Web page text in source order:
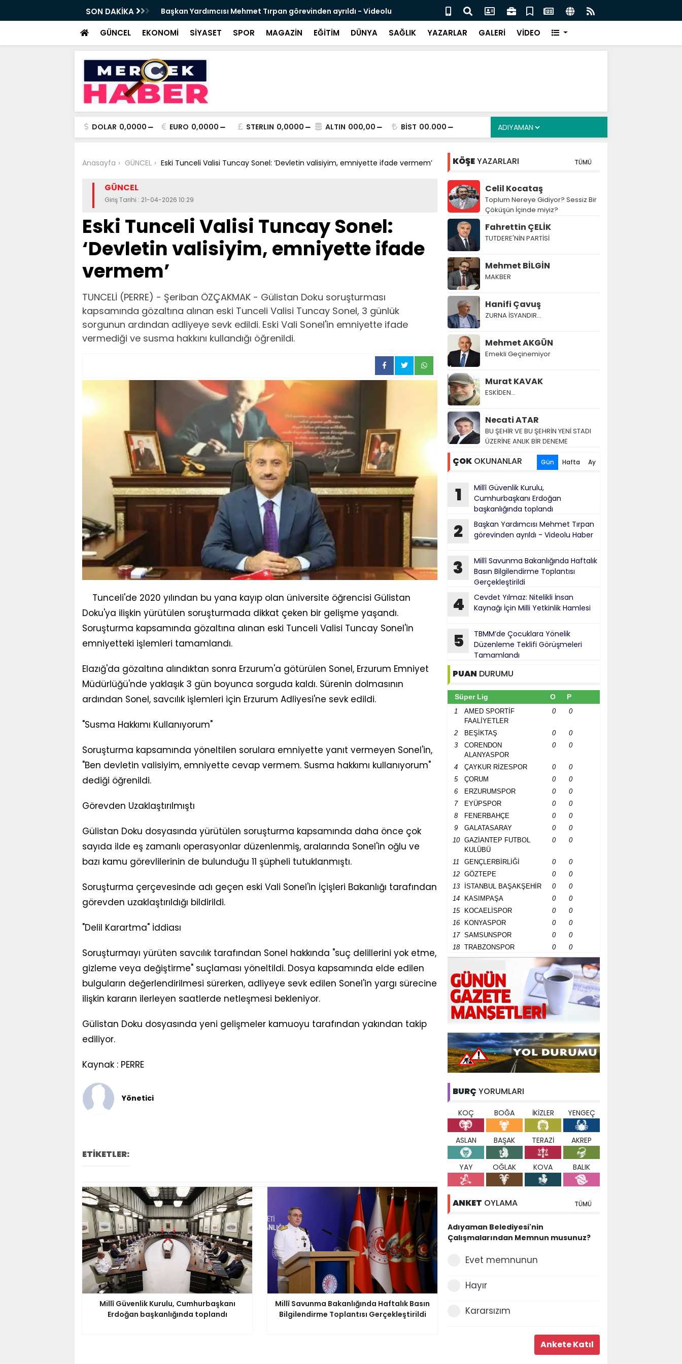
SON DAKİKA
Haftalık Basın Bilgilendirme Toplantısı
Başkan Yardımcısı Mehmet Tırpan görevinden ayrıldı - Videolu
Haber
Cevdet Yılmaz: Nitelikli İnsan Kaynağı İçin Milli Yetkinlik Hamlesi
GÜNCEL EKONOMİ SİYASET SPOR MAGAZİN EĞİTİM DÜNYA SAĞLIK YAZARLAR GALERİ VİDEO
DOLAR 0,0000 EURO 0,0000 STERLIN 0,0000 ALTIN 000,00 BİST 00.000
Anasayfa GÜNCEL Eski Tunceli Valisi Tuncay Sonel: ‘Devletin valisiyim, emniyette ifade vermem’
GÜNCEL
Giriş Tarihi : 21-04-2026 10:29
Eski Tunceli Valisi Tuncay Sonel:
‘Devletin valisiyim, emniyette ifade
vermem’
TUNCELİ (PERRE) - Şeriban ÖZÇAKMAK - Gülistan Doku soruşturması
kapsamında gözaltına alınan eski Tunceli Valisi Tuncay Sonel, 3 günlük
sorgunun ardından adliyeye sevk edildi. Eski Vali Sonel'in emniyette ifade
vermediği ve susma hakkını kullandığı öğrenildi.
Tunceli'de 2020 yılından bu yana kayıp olan üniversite öğrencisi Gülistan
Doku'ya ilişkin yürütülen soruşturmada dikkat çeken bir gelişme yaşandı.
Soruşturma kapsamında gözaltına alınan eski Tunceli Valisi Tuncay Sonel'in
emniyetteki işlemleri tamamlandı.
Elazığ'da gözaltına alındıktan sonra Erzurum'a götürülen Sonel, Erzurum Emniyet
Müdürlüğü'nde yaklaşık 3 gün boyunca sorguda kaldı. Sürenin dolmasının
ardından Sonel, savcılık işlemleri için Erzurum Adliyesi'ne sevk edildi.
"Susma Hakkımı Kullanıyorum"
Soruşturma kapsamında yöneltilen sorulara emniyette yanıt vermeyen Sonel'in,
"Ben devletin valisiyim, emniyette cevap vermem. Susma hakkımı kullanıyorum"
dediği öğrenildi.
Görevden Uzaklaştırılmıştı
Gülistan Doku dosyasında yürütülen soruşturma kapsamında daha önce çok
sayıda ilde eş zamanlı operasyonlar düzenlenmiş, aralarında Sonel'in oğlu ve
bazı kamu görevlilerinin de bulunduğu 11 şüpheli tutuklanmıştı.
Soruşturma çerçevesinde adı geçen eski Vali Sonel'in İçişleri Bakanlığı tarafından
görevden uzaklaştırıldığı bildirildi.
"Delil Karartma" İddiası
Soruşturmayı yürüten savcılık tarafından Sonel hakkında "suç delillerini yok etme,
gizleme veya değiştirme" suçlaması yöneltildi. Dosya kapsamında elde edilen
bulguların değerlendirilmesi sürerken, adliyeye sevk edilen Sonel'in yargı sürecine
ilişkin kararın ilerleyen saatlerde netleşmesi bekleniyor.
Gülistan Doku dosyasında yeni gelişmeler kamuoyu tarafından yakından takip
ediliyor.
Kaynak : PERRE
Yönetici
ETİKETLER:
Millî Güvenlik Kurulu, Cumhurbaşkanı
Erdoğan başkanlığında toplandı
Millî Savunma Bakanlığında Haftalık Basın
Bilgilendirme Toplantısı Gerçekleştirildi
KÖŞEYAZARLARI TÜMÜ
Celil Kocataş
Toplum Nereye Gidiyor? Sessiz Bir
Çöküşün İçinde miyiz?
Fahrettin ÇELİK
TUTDERE'NİN PARTİSİ
Mehmet BİLGİN
MAKBER
Hanifi Çavuş
ZURNA İSYANDIR...
Mehmet AKGÜN
Emekli Geçinemiyor
Murat KAVAK
ESKİDEN...
Necati ATAR
BU ŞEHİR VE BU ŞEHRİN YENİ STADI
ÜZERİNE ANLIK BİR DENEME
ÇOK OKUNANLAR Gün Hafta Ay
1
Millî Güvenlik Kurulu,
Cumhurbaşkanı Erdoğan
başkanlığında toplandı
2
Başkan Yardımcısı Mehmet Tırpan
görevinden ayrıldı - Videolu Haber
3
Millî Savunma Bakanlığında Haftalık
Basın Bilgilendirme Toplantısı
Gerçekleştirildi
4
Cevdet Yılmaz: Nitelikli İnsan
Kaynağı İçin Milli Yetkinlik Hamlesi
5
TBMM’de Çocuklara Yönelik
Düzenleme Teklifi Görüşmeleri
Tamamlandı
PUAN DURUMU
Süper Lig O P
1
AMED SPORTİF
FAALİYETLER
0 0
2 BEŞİKTAŞ 0
0
3
CORENDON
ALANYASPOR
0 0
4 ÇAYKUR RİZESPOR 0
0
5
ÇORUM 0
0
6
ERZURUMSPOR 0
0
7
EYÜPSPOR 0
0
8
FENERBAHÇE 0
0
9
GALATASARAY 0
0
10
GAZİANTEP FUTBOL
KULÜBÜ
0 0
11 GENÇLERBİRLİĞİ 0
0
12
GÖZTEPE 0
0
13
İSTANBUL BAŞAKŞEHİR 0
0
14
KASIMPAŞA 0
0
15
KOCAELİSPOR 0
0
16
KONYASPOR 0
0
17
SAMSUNSPOR 0
0
18
TRABZONSPOR 0 0
BURÇ YORUMLARI
KOÇ BOĞA İKİZLER YENGEÇ
ASLAN BAŞAK TERAZİ AKREP
YAY OĞLAK KOVA BALIK
ANKET OYLAMA TÜMÜ
Adıyaman Belediyesi'nin
Çalışmalarından Memnun musunuz?
Evet memnunun
Hayır
Kararsızım